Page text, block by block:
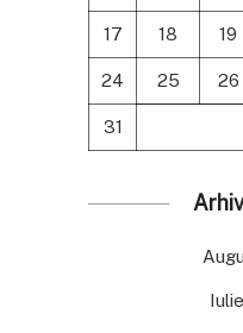
17 18 19
24 25 26
31